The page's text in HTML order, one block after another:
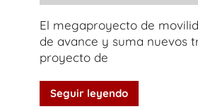
El megaproyecto de
de avance y suma nuevos
proyecto de
Seguir leyendo